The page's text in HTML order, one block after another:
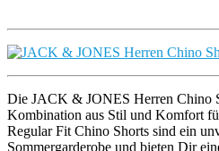
Die JACK & JONES Herren Chino
Kombination aus Stil und Komfort
Regular Fit Chino Shorts sind ein
Sommergarderobe und bieten Dir